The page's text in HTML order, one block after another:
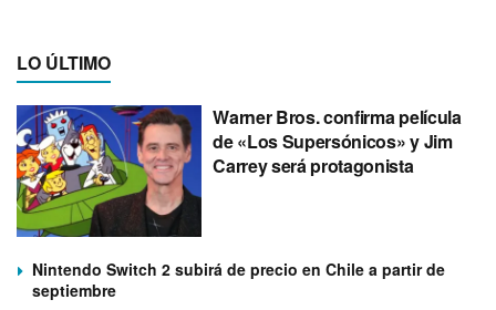
LO ÚLTIMO
Warner Bros. confirma película
de «Los Supersónicos» y Jim
Carrey será protagonista
Nintendo Switch 2 subirá de precio en Chile a partir de
septiembre